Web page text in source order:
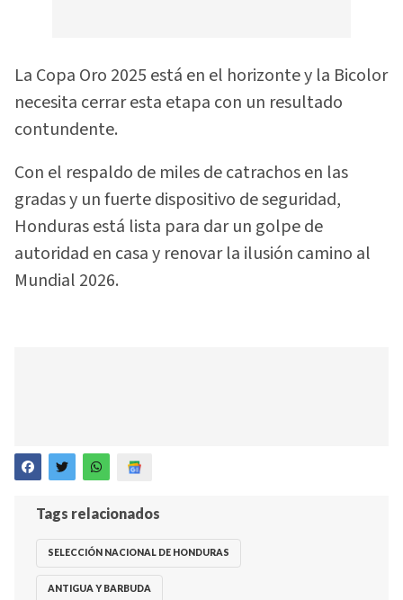
La Copa Oro 2025 está en el horizonte y la Bicolor
necesita cerrar esta etapa con un resultado
contundente.
Con el respaldo de miles de catrachos en las
gradas y un fuerte dispositivo de seguridad,
Honduras está lista para dar un golpe de
autoridad en casa y renovar la ilusión camino al
Mundial 2026.
Tags relacionados
SELECCIÓN NACIONAL DE HONDURAS
ANTIGUA Y BARBUDA